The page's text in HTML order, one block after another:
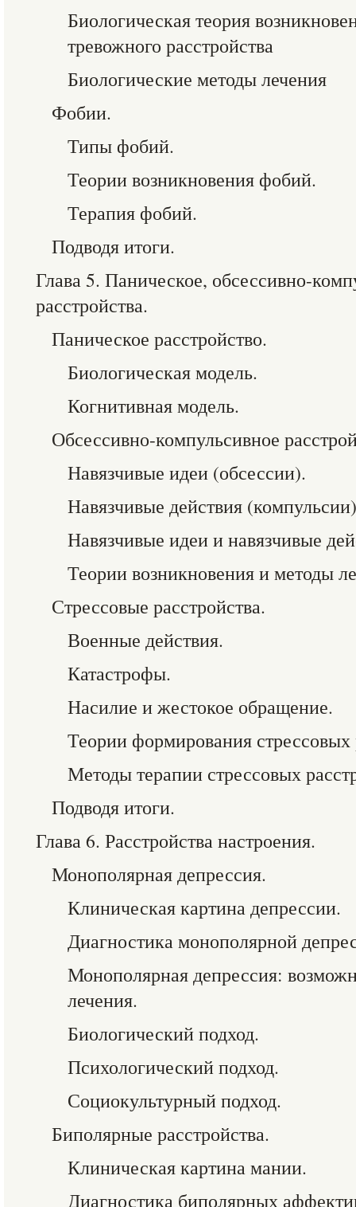
Биологическая теория
тревожного расстройства
Биологические методы лечения
Фобии.
Типы фобий.
Теории возникновения фобий.
Терапия фобий.
Подводя итоги.
Глава 5. Паническое, обсессивно-
расстройства.
Паническое расстройство.
Биологическая модель.
Когнитивная модель.
Обсессивно-компульсивное
Навязчивые идеи (обсессии).
Навязчивые действия
Навязчивые идеи и навязчивые
Теории возникновения и методы
Стрессовые расстройства.
Военные действия.
Катастрофы.
Насилие и жестокое обращение.
Теории формирования стрессовых
Методы терапии стрессовых
Подводя итоги.
Глава 6. Расстройства настроения.
Монополярная депрессия.
Клиническая картина депрессии.
Диагностика монополярной
Монополярная депрессия:
лечения.
Биологический подход.
Психологический подход.
Социокультурный подход.
Биполярные расстройства.
Клиническая картина мании.
Диагностика биполярных